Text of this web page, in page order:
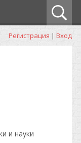
Регистрация | Вход
и науки